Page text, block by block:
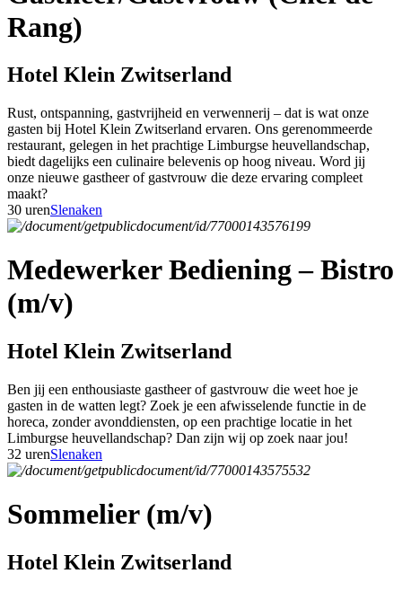
Rang)
Hotel Klein Zwitserland
Rust, ontspanning, gastvrijheid en verwennerij – dat is wat onze
gasten bij Hotel Klein Zwitserland ervaren. Ons gerenommeerde
restaurant, gelegen in het prachtige Limburgse heuvellandschap,
biedt dagelijks een culinaire belevenis op hoog niveau. Word jij
onze nieuwe gastheer of gastvrouw die deze ervaring compleet
maakt?
30 urenSlenaken
Medewerker Bediening – Bistro
(m/v)
Hotel Klein Zwitserland
Ben jij een enthousiaste gastheer of gastvrouw die weet hoe je
gasten in de watten legt? Zoek je een afwisselende functie in de
horeca, zonder avonddiensten, op een prachtige locatie in het
Limburgse heuvellandschap? Dan zijn wij op zoek naar jou!
32 urenSlenaken
Sommelier (m/v)
Hotel Klein Zwitserland